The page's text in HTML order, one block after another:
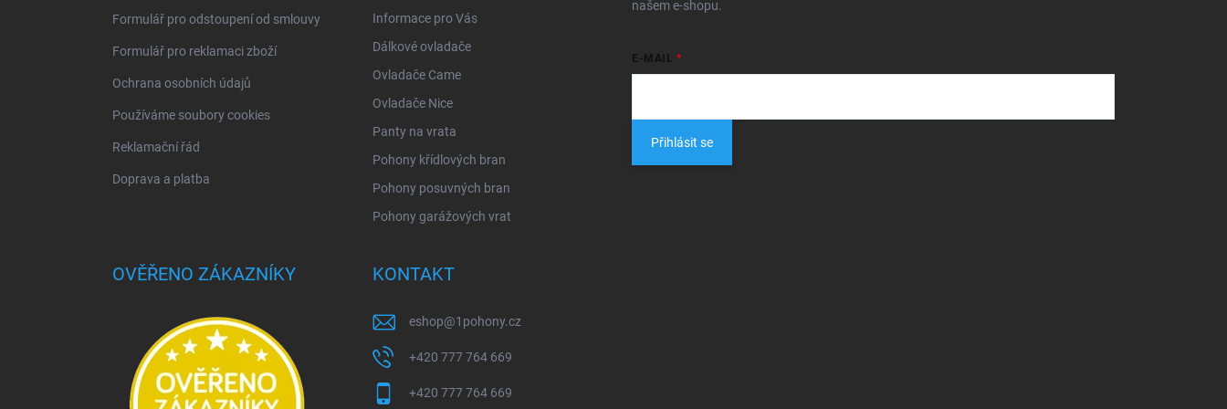
Formulář pro odstoupení od smlouvy
Formulář pro reklamaci zboží
Ochrana osobních údajů
Používáme soubory cookies
Reklamační řád
Doprava a platba
Informace pro Vás
Dálkové ovladače
Ovladače Came
Ovladače Nice
Panty na vrata
Pohony křídlových bran
Pohony posuvných bran
Pohony garážových vrat
našem e-shopu.
E-MAIL
Přihlásit se
OVĚŘENO ZÁKAZNÍKY KONTAKT
eshop@1pohony.cz
+420 777 764 669
+420 777 764 669